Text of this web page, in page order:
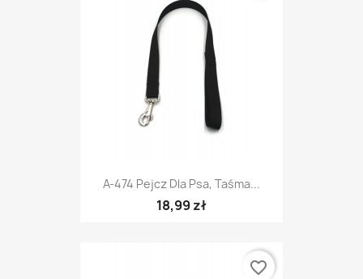
A-474 Pejcz Dla Psa, Taśma...
18,99 zł
favorite_border